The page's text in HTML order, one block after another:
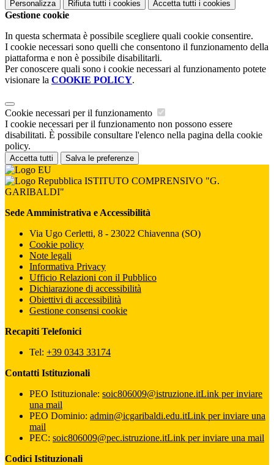
Personalizza Rifiuta tutti i cookies Accetta tutti i cookies
Gestione cookie
In questa schermata è possibile scegliere quali cookie consentire.
I cookie necessari sono quelli che consentono il funzionamento della
piattaforma e non è possibile disabilitarli.
Per conoscere quali sono i cookie necessari al funzionamento potete
visionare la COOKIE POLICY.
Cookie necessari per il funzionamento
I cookie necessari per il funzionamento non possono essere
disabilitati. È possibile consultare l'elenco nella pagina della cookie
policy.
Accetta tutti Salva le preferenze
ISTITUTO COMPRENSIVO "G.
GARIBALDI"
Sede Amministrativa e Accessibilità
Via Ugo Cerletti, 8 - 23022 Chiavenna (SO)
Cookie policy
Note legali
Informativa Privacy
Ufficio Relazioni con il Pubblico
Dichiarazione di accessibilità
Obiettivi di accessibilità
Gestione consensi cookie
Recapiti Telefonici
Tel: +39 0343 33174
Contatti Istituzionali
PEO Istituzionale: soic806009@istruzione.itLink per inviare
una mail
PEO Dominio: admin@icgaribaldi.edu.itLink per inviare una
mail
PEC: soic806009@pec.istruzione.itLink per inviare una mail
Codici Istituzionali